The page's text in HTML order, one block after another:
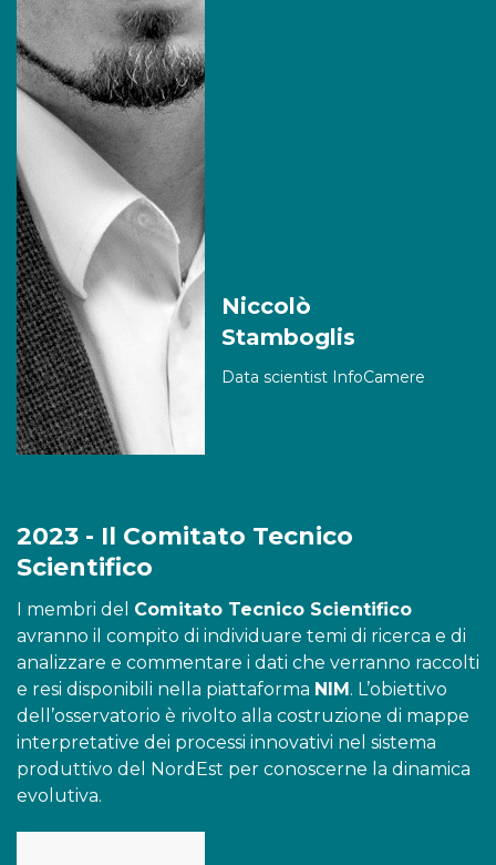
Niccolò
Stamboglis
Data scientist InfoCamere
2023 - Il Comitato Tecnico
Scientifico
I membri del Comitato Tecnico Scientifico
avranno il compito di individuare temi di ricerca e di
analizzare e commentare i dati che verranno raccolti
e resi disponibili nella piattaforma NIM. L’obiettivo
dell’osservatorio è rivolto alla costruzione di mappe
interpretative dei processi innovativi nel sistema
produttivo del NordEst per conoscerne la dinamica
evolutiva.